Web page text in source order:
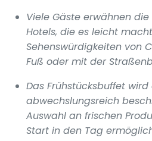
Viele Gäste erwähnen
Hotels, die es leicht
Sehenswürdigkeiten von
Fuß oder mit der
Das Frühstücksbuffet
abwechslungsreich
Auswahl an frischen
Start in den Tag